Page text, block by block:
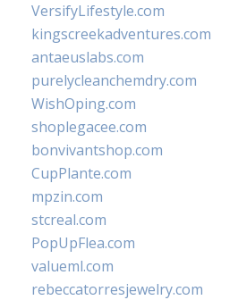
VersifyLifestyle.com
kingscreekadventures.com
antaeuslabs.com
purelycleanchemdry.com
WishOping.com
shoplegacee.com
bonvivantshop.com
CupPlante.com
mpzin.com
stcreal.com
PopUpFlea.com
valueml.com
rebeccatorresjewelry.com